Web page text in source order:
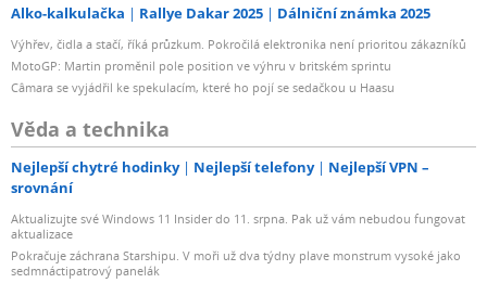
Alko-kalkulačka Rallye Dakar 2025 Dálniční známka 2025
Výhřev, čidla a stačí, říká průzkum. Pokročilá elektronika není prioritou zákazníků
MotoGP: Martin proměnil pole position ve výhru v britském sprintu
Câmara se vyjádřil ke spekulacím, které ho pojí se sedačkou u Haasu
Věda a technika
Nejlepší chytré hodinky Nejlepší telefony
Nejlepší VPN –
srovnání
Aktualizujte své Windows 11 Insider do 11. srpna. Pak už vám nebudou fungovat
aktualizace
Pokračuje záchrana Starshipu. V moři už dva týdny plave monstrum vysoké jako
sedmnáctipatrový panelák